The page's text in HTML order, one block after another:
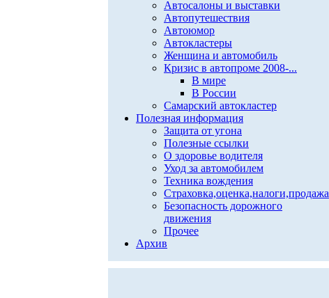
Автосалоны и выставки
Автопутешествия
Автоюмор
Автокластеры
Женщина и автомобиль
Кризис в автопроме 2008-...
В мире
В России
Самарский автокластер
Полезная информация
Защита от угона
Полезные ссылки
О здоровье водителя
Уход за автомобилем
Техника вождения
Страховка,оценка,налоги,продажа
Безопасность дорожного
движения
Прочее
Архив